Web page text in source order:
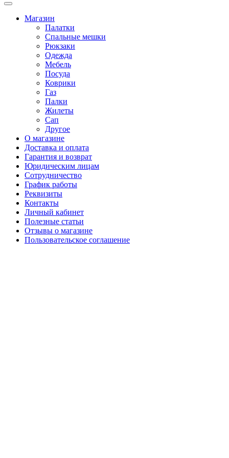
Магазин
Палатки
Спальные мешки
Рюкзаки
Одежда
Мебель
Посуда
Коврики
Газ
Палки
Жилеты
Сап
Другое
О магазине
Доставка и оплата
Гарантия и возврат
Юридическим лицам
Сотрудничество
График работы
Реквизиты
Контакты
Личный кабинет
Полезные статьи
Отзывы о магазине
Пользовательское соглашение